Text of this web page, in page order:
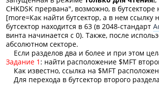
CHKDSK прервана", возможно, в
[more=Как найти бутсектор, а в нем
бутсектор находится в 63 (в 2048-стандарт
винта начинается с 0). Также, после
абсолютном секторе.
Если разделов два и более и при этом
Задание 1 : найти расположение $MFT
Как известно, ссылка на $MFT
Для перехода в бутсектор второго